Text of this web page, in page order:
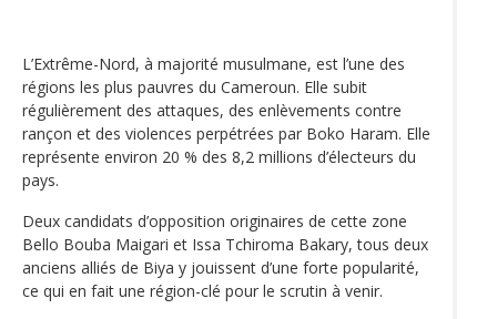
L’Extrême-Nord, à majorité musulmane, est l’une des
régions les plus pauvres du Cameroun. Elle subit
régulièrement des attaques, des enlèvements contre
rançon et des violences perpétrées par Boko Haram. Elle
représente environ 20 % des 8,2 millions d’électeurs du
pays.
Deux candidats d’opposition originaires de cette zone
Bello Bouba Maigari et Issa Tchiroma Bakary, tous deux
anciens alliés de Biya y jouissent d’une forte popularité,
ce qui en fait une région-clé pour le scrutin à venir.